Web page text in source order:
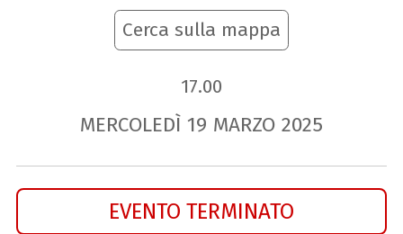
Cerca sulla mappa
17.00
MERCOLEDÌ 19 MARZO 2025
EVENTO TERMINATO